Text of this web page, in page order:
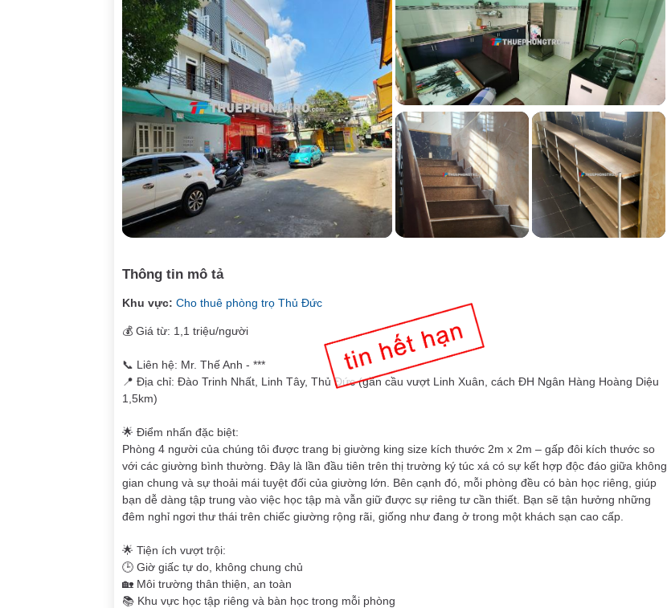
Thông tin mô tả
Khu vực: Cho thuê phòng trọ Thủ Đức
💰 Giá từ: 1,1 triệu/người
📞 Liên hệ: Mr. Thế Anh - ***
📍 Địa chỉ: Đào Trinh Nhất, Linh Tây, Thủ Đức (gần cầu vượt Linh Xuân, cách ĐH Ngân Hàng Hoàng Diệu
1,5km)
🌟 Điểm nhấn đặc biệt:
Phòng 4 người của chúng tôi được trang bị giường king size kích thước 2m x 2m – gấp đôi kích thước so
với các giường bình thường. Đây là lần đầu tiên trên thị trường ký túc xá có sự kết hợp độc đáo giữa không
gian chung và sự thoải mái tuyệt đối của giường lớn. Bên cạnh đó, mỗi phòng đều có bàn học riêng, giúp
bạn dễ dàng tập trung vào việc học tập mà vẫn giữ được sự riêng tư cần thiết. Bạn sẽ tận hưởng những
đêm nghỉ ngơi thư thái trên chiếc giường rộng rãi, giống như đang ở trong một khách sạn cao cấp.
🌟 Tiện ích vượt trội:
🕒 Giờ giấc tự do, không chung chủ
🏡 Môi trường thân thiện, an toàn
📚 Khu vực học tập riêng và bàn học trong mỗi phòng